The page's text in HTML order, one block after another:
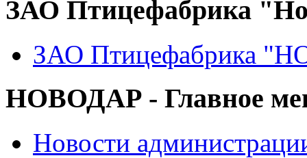
ЗАО Птицефабрика
ЗАО Птицефабрика
НОВОДАР - Главное
Новости